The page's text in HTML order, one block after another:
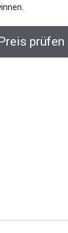
prüfen